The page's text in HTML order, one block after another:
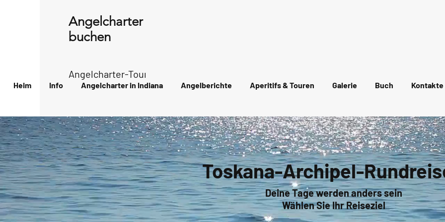
Angelcharter in Indiana
buchen
Angelcharter-Tour durch den Archipel
Heim Info Angelcharter in Indiana Angelberichte Aperitifs & Touren Galerie Buch Kontakte
Toskana-Archipel-
Deine Tage werden anders sein
Wählen Sie Ihr Reiseziel